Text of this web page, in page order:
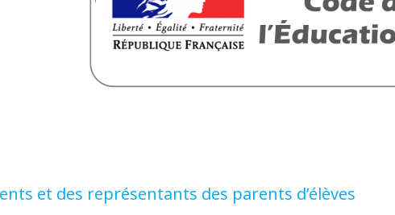
et des représentants des parents d’élèves